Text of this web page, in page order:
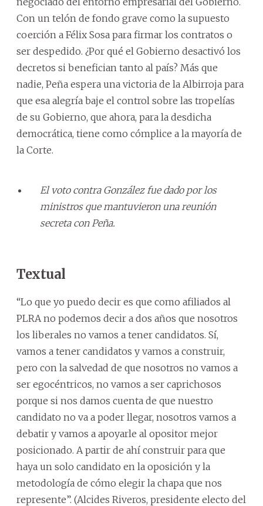
Con un telón de fondo grave como la supuesto
coerción a Félix Sosa para firmar los contratos o
ser despedido. ¿Por qué el Gobierno desactivó los
decretos si benefician tanto al país? Más que
nadie, Peña espera una victoria de la Albirroja para
que esa alegría baje el control sobre las tropelías
de su Gobierno, que ahora, para la desdicha
democrática, tiene como cómplice a la mayoría de
la Corte.
El voto contra González fue dado por los
ministros que mantuvieron una reunión
secreta con Peña.
Textual
“Lo que yo puedo decir es que como afiliados al
PLRA no podemos decir a dos años que nosotros
los liberales no vamos a tener candidatos. Sí,
vamos a tener candidatos y vamos a construir,
pero con la salvedad de que nosotros no vamos a
ser egocéntricos, no vamos a ser caprichosos
porque si nos damos cuenta de que nuestro
candidato no va a poder llegar, nosotros vamos a
debatir y vamos a apoyarle al opositor mejor
posicionado. A partir de ahí construir para que
haya un solo candidato en la oposición y la
metodología de cómo elegir la chapa que nos
represente”. (Alcides Riveros, presidente electo del